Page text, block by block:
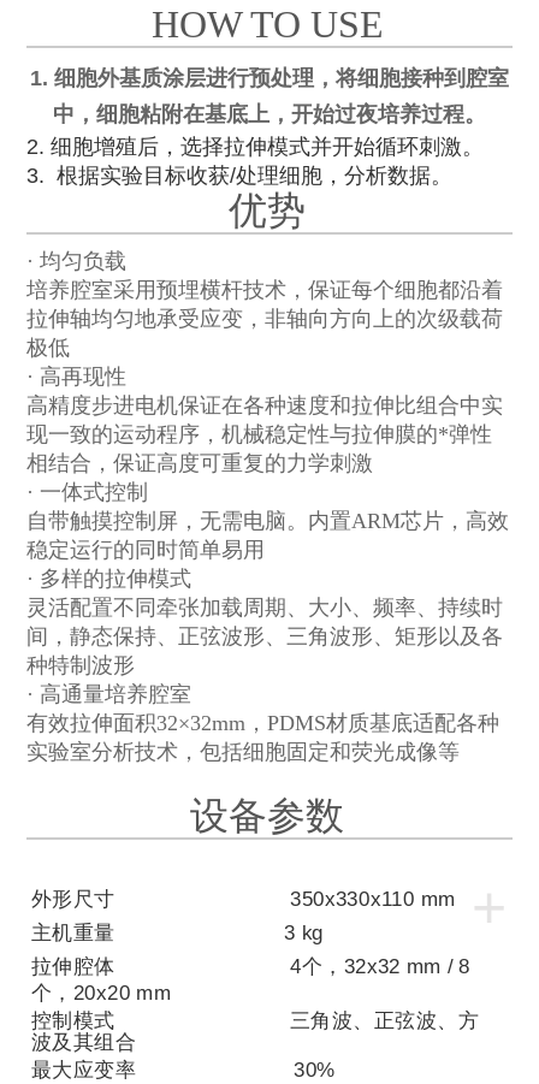
HOW TO USE
1. 细胞外基质涂层进行预处理，将细胞接种到腔室
中，细胞粘附在基底上，开始过夜培养过程。
2. 细胞增殖后，选择拉伸模式并开始循环刺激。
3. 根据实验目标收获/处理细胞，分析数据。
优势
· 均匀负载
培养腔室采用预埋横杆技术，保证每个细胞都沿着
拉伸轴均匀地承受应变，非轴向方向上的次级载荷
极低
· 高再现性
高精度步进电机保证在各种速度和拉伸比组合中实
现一致的运动程序，机械稳定性与拉伸膜的*弹性
相结合，保证高度可重复的力学刺激
· 一体式控制
自带触摸控制屏，无需电脑。内置ARM芯片，高效
稳定运行的同时简单易用
· 多样的拉伸模式
灵活配置不同牵张加载周期、大小、频率、持续时
间，静态保持、正弦波形、三角波形、矩形以及各
种特制波形
· 高通量培养腔室
有效拉伸面积32×32mm，PDMS材质基底适配各种
实验室分析技术，包括细胞固定和荧光成像等
设备参数
+
外形尺寸 350x330x110 mm
主机重量 3 kg
拉伸腔体 4个， 32x32 mm / 8
个， 20x20 mm
控制模式 三角波、正弦波、方
波及其组合
最大应变率 30%